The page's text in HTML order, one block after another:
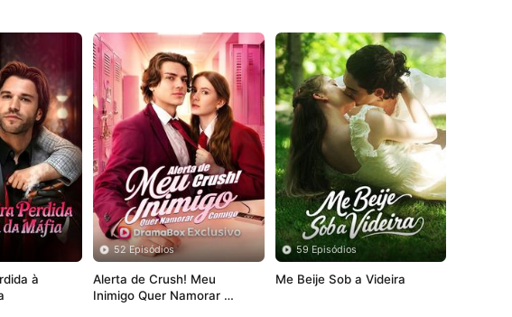
à
52 Episódios
Alerta de Crush! Meu
Inimigo Quer Namorar
59 Episódios
Me Beije Sob a Videira